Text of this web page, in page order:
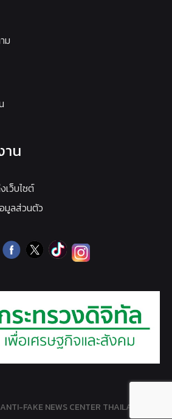
ม
าน
เว็บไซต์
มูลส่วนตัว
FAKE NEWS CENTER THAILAND